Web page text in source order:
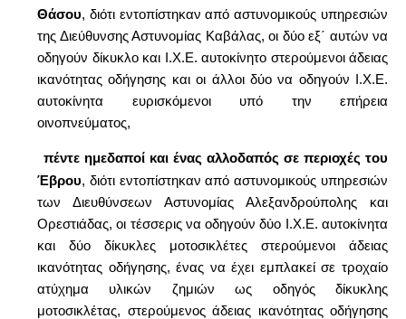
Θάσου, διότι εντοπίστηκαν από αστυνομικούς υπηρεσιών
της Διεύθυνσης Αστυνομίας Καβάλας, οι δύο εξ΄ αυτών να
οδηγούν δίκυκλο και Ι.Χ.Ε. αυτοκίνητο στερούμενοι άδειας
ικανότητας οδήγησης και οι άλλοι δύο να οδηγούν Ι.Χ.Ε.
αυτοκίνητα ευρισκόμενοι υπό την επήρεια
οινοπνεύματος,
πέντε ημεδαποί και ένας αλλοδαπός σε περιοχές του
Έβρου, διότι εντοπίστηκαν από αστυνομικούς υπηρεσιών
των Διευθύνσεων Αστυνομίας Αλεξανδρούπολης και
Ορεστιάδας, οι τέσσερις να οδηγούν δύο Ι.Χ.Ε. αυτοκίνητα
και δύο δίκυκλες μοτοσικλέτες στερούμενοι άδειας
ικανότητας οδήγησης, ένας να έχει εμπλακεί σε τροχαίο
ατύχημα υλικών ζημιών ως οδηγός δίκυκλης
μοτοσικλέτας, στερούμενος άδειας ικανότητας οδήγησης